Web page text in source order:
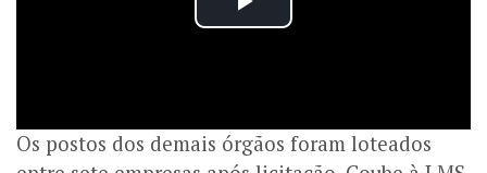
Os postos dos demais órgãos foram loteados